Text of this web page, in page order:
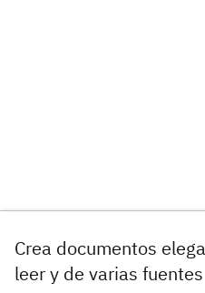
Crea documentos
leer y de varias fuentes